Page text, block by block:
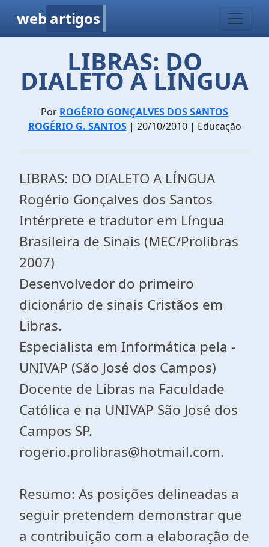
web artigos
LIBRAS: DO
DIALETO A LÍNGUA
Por ROGÉRIO GONÇALVES DOS SANTOS
ROGÉRIO G. SANTOS| 20/10/2010 | Educação
LIBRAS: DO DIALETO A LÍNGUA
Rogério Gonçalves dos Santos
Intérprete e tradutor em Língua
Brasileira de Sinais (MEC/Prolibras
2007)
Desenvolvedor do primeiro
dicionário de sinais Cristãos em
Libras.
Especialista em Informática pela -
UNIVAP (São José dos Campos)
Docente de Libras na Faculdade
Católica e na UNIVAP São José dos
Campos SP.
rogerio.prolibras@hotmail.com.
Resumo: As posições delineadas a
seguir pretendem demonstrar que
a contribuição com a elaboração de